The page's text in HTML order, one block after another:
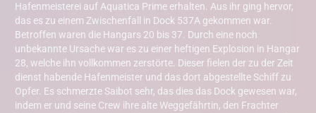
Hafenmeisterei auf Aquatica Prime erhalten. Aus ihr ging hervor,
das es zu einem Zwischenfall in Dock 537A gekommen war.
Betroffen waren die Hangars 20 bis 37. Durch eine noch
unbekannte Ursache war es zu einer heftigen Explosion in Hangar
28, welche ihn vollkommen zerstörte. Dieser fielen der zu der Zeit
dienst habende Hafenmeister und das dort abgestellte Schiff zu
Opfer. Es schmerzte Saibot sehr, das dies das Dock gewesen war,
indem er und seine Crew ihre alte Weggefährtin, den Frachter